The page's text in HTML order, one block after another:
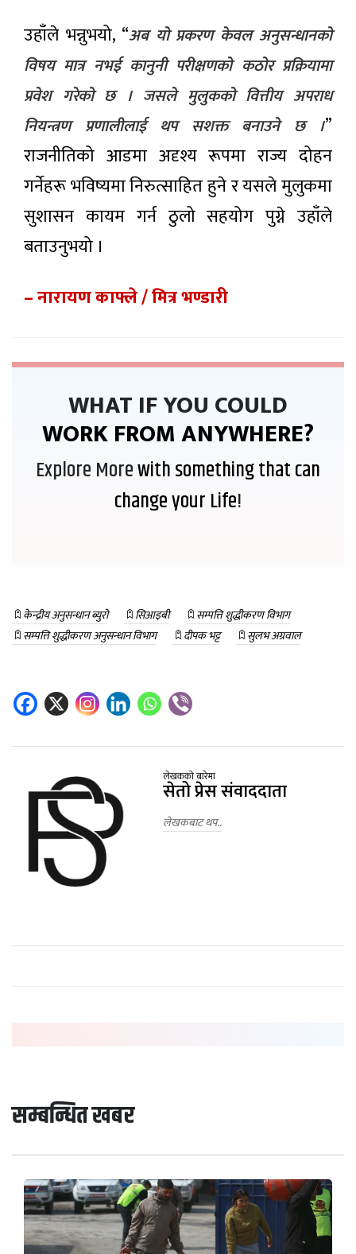
उहाँले भन्नुभयो, “अब यो प्रकरण केवल अनुसन्धानको
विषय मात्र नभई कानुनी परीक्षणको कठोर प्रक्रियामा
प्रवेश गरेको छ । जसले मुलुकको वित्तीय अपराध
नियन्त्रण प्रणालीलाई थप सशक्त बनाउने छ ।”
राजनीतिको आडमा अदृश्य रूपमा राज्य दोहन
गर्नेहरू भविष्यमा निरुत्साहित हुने र यसले मुलुकमा
सुशासन कायम गर्न ठुलो सहयोग पुग्ने उहाँले
बताउनुभयो ।
– नारायण काफ्ले / मित्र भण्डारी
WHAT IF YOU COULD
WORK FROM ANYWHERE?
Explore Morewith something that can
change your Life!
केन्द्रीय अनुसन्धान ब्युरो सिआइबी
सम्पत्ति शुद्धीकरण विभाग
सम्पत्ति शुद्धीकरण अनुसन्धान विभाग
दीपक भट्ट सुलभ अग्रवाल
लेखकको बारेमा
सेतो प्रेस संवाददाता
लेखकबाट थप..
सम्बन्धित खबर